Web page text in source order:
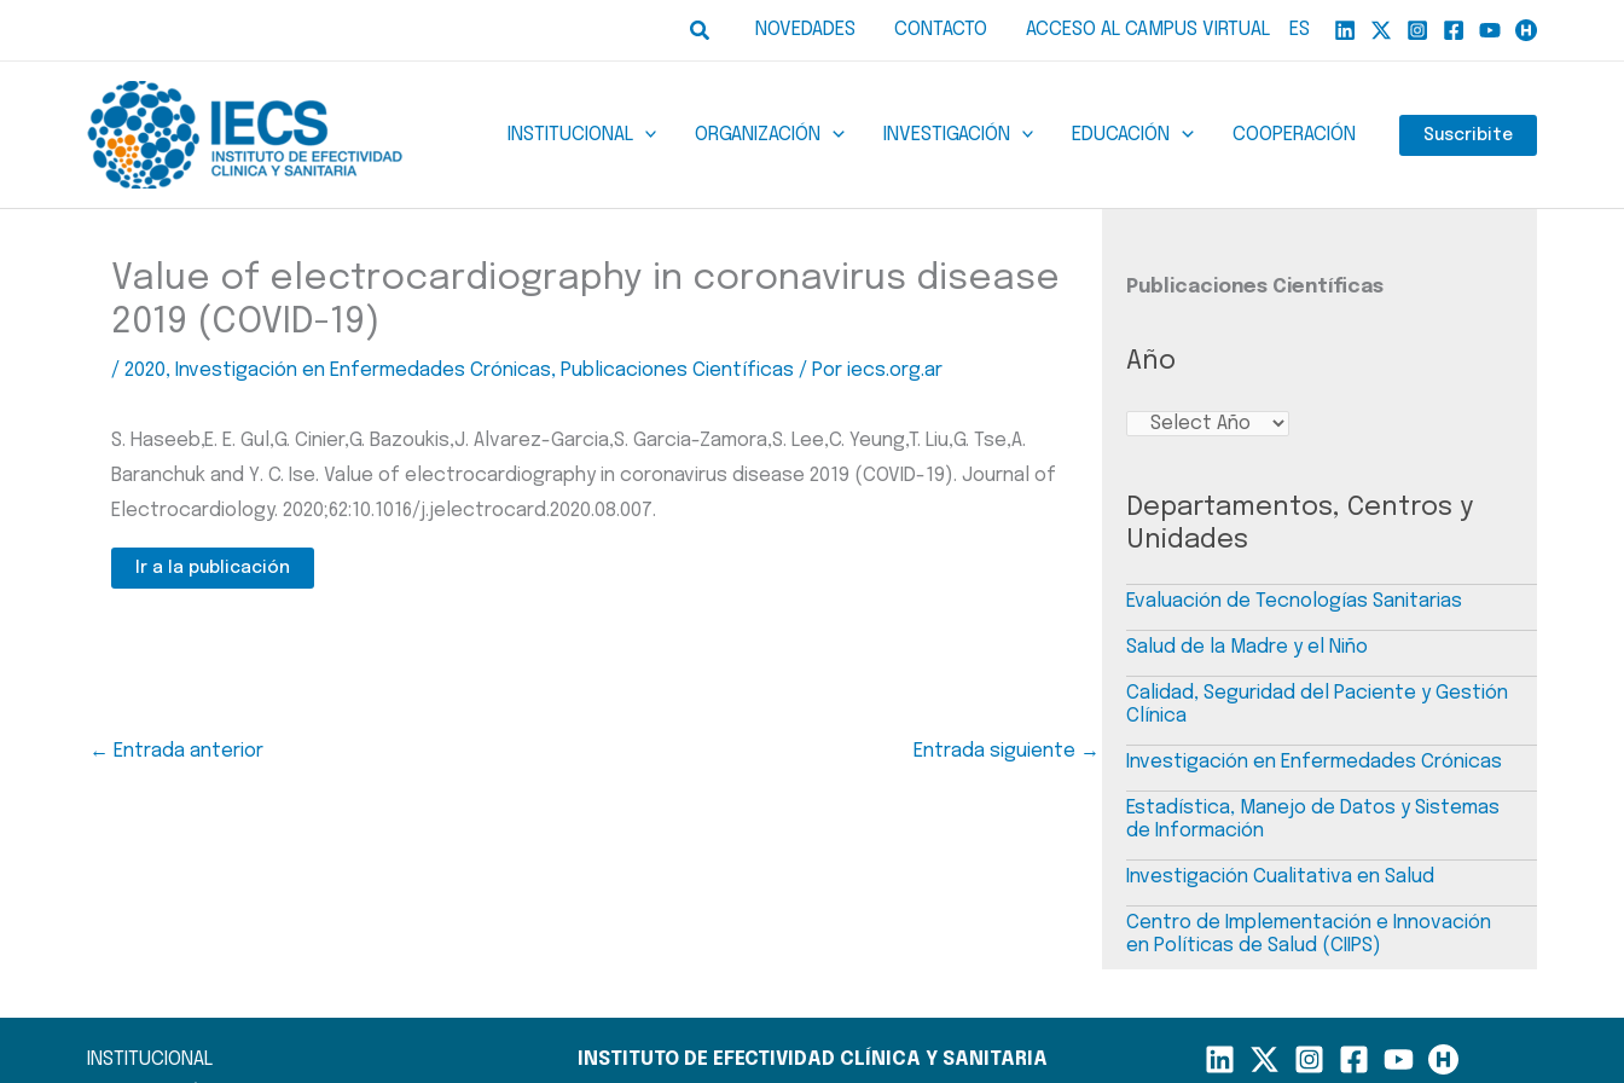
BuscarNOVEDADES CONTACTO ACCESO AL CAMPUS VIRTUAL ES
INSTITUCIONAL ORGANIZACIÓN INVESTIGACIÓN EDUCACIÓN COOPERACIÓN Suscribite
Value of electrocardiography in coronavirus disease
2019 (COVID-19)
/ 2020, Investigación en Enfermedades Crónicas, Publicaciones Científicas / Por iecs.org.ar
S. Haseeb,E. E. Gul,G. Cinier,G. Bazoukis,J. Alvarez-Garcia,S. Garcia-Zamora,S. Lee,C. Yeung,T. Liu,G. Tse,A.
Baranchuk and Y. C. Ise. Value of electrocardiography in coronavirus disease 2019 (COVID-19). Journal of
Electrocardiology. 2020;62:10.1016/j.jelectrocard.2020.08.007.
Ir a la publicación
← Entrada anterior Entrada siguiente →
Publicaciones Científicas
Año
Departamentos, Centros y
Unidades
Evaluación de Tecnologías Sanitarias
Salud de la Madre y el Niño
Calidad, Seguridad del Paciente y Gestión
Clínica
Investigación en Enfermedades Crónicas
Estadística, Manejo de Datos y Sistemas
de Información
Investigación Cualitativa en Salud
Centro de Implementación e Innovación
en Políticas de Salud (CIIPS)
INSTITUCIONAL INSTITUTO DE EFECTIVIDAD CLÍNICA Y SANITARIA